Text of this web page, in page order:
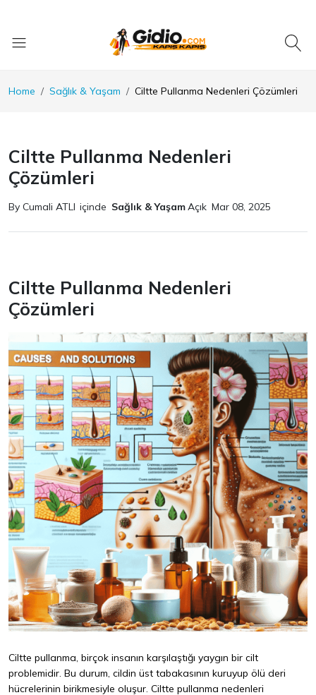
Home Sağlık & Yaşam Ciltte Pullanma Nedenleri Çözümleri
Ciltte Pullanma Nedenleri
Çözümleri
By Cumali ATLI içinde Sağlık & YaşamAçık Mar 08, 2025
Ciltte Pullanma Nedenleri
Çözümleri
Ciltte pullanma, birçok insanın karşılaştığı yaygın bir cilt
problemidir. Bu durum, cildin üst tabakasının kuruyup ölü deri
hücrelerinin birikmesiyle oluşur. Ciltte pullanma nedenleri